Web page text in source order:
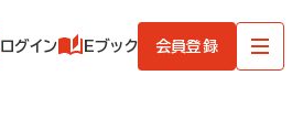
ログイン Eブック 会員登録